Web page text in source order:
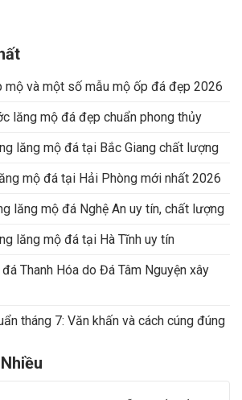
mộ và một số mẫu mộ ốp đá đẹp 2026
lăng mộ đá đẹp chuẩn phong thủy
lăng mộ đá tại Bắc Giang chất lượng
mộ đá tại Hải Phòng mới nhất 2026
lăng mộ đá Nghệ An uy tín, chất lượng
lăng mộ đá tại Hà Tĩnh uy tín
Thanh Hóa do Đá Tâm Nguyện xây
tháng 7: Văn khấn và cách cúng đúng